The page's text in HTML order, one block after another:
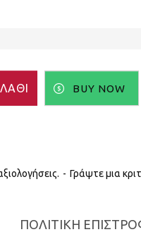
- Γράψτε μια
BUY NOW
ΠΟΛΙΤΙΚΉ